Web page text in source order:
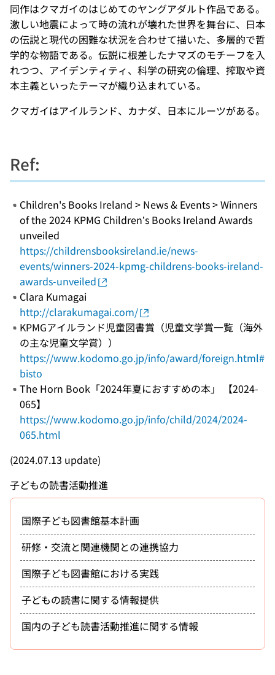
同作はクマガイのはじめてのヤングアダルト作品である。
激しい地震によって時の流れが壊れた世界を舞台に、日本
の伝説と現代の困難な状況を合わせて描いた、多層的で哲
学的な物語である。伝説に根差したナマズのモチーフを入
れつつ、アイデンティティ、科学の研究の倫理、搾取や資
本主義といったテーマが織り込まれている。
クマガイはアイルランド、カナダ、日本にルーツがある。
Ref:
Children's Books Ireland > News & Events > Winners
of the 2024 KPMG Children’s Books Ireland Awards
unveiled
https://childrensbooksireland.ie/news-
events/winners-2024-kpmg-childrens-books-ireland-
awards-unveiled
Clara Kumagai
http://clarakumagai.com/
KPMGアイルランド児童図書賞（児童文学賞一覧（海外
の主な児童文学賞））
https://www.kodomo.go.jp/info/award/foreign.html#
bisto
The Horn Book「2024年夏におすすめの本」 【2024-
065】
https://www.kodomo.go.jp/info/child/2024/2024-
065.html
(2024.07.13 update)
子どもの読書活動推進
国際子ども図書館基本計画
研修・交流と関連機関との連携協力
国際子ども図書館における実践
子どもの読書に関する情報提供
国内の子ども読書活動推進に関する情報